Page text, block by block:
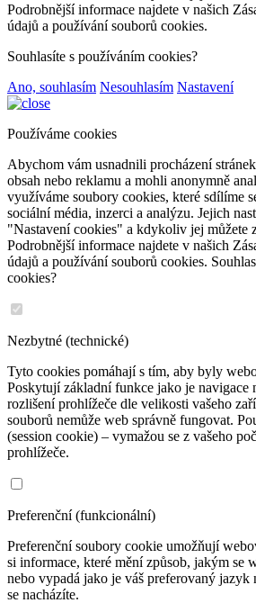
Podrobnější informace najdete v našich
údajů a používání souborů cookies.
Souhlasíte s používáním cookies?
Ano, souhlasím Nesouhlasím Nastavení
Používáme cookies
Abychom vám usnadnili procházení
obsah nebo reklamu a mohli anonymně
využíváme soubory cookies, které sdílíme
sociální média, inzerci a analýzu. Jejich
"Nastavení cookies" a kdykoliv jej můžete
Podrobnější informace najdete v našich
údajů a používání souborů cookies.
cookies?
Nezbytné (technické)
Tyto cookies pomáhají s tím, aby byly
Poskytují základní funkce jako je navigace
rozlišení prohlížeče dle velikosti vašeho
souborů nemůže web správně fungovat.
(session cookie) – vymažou se z vašeho
prohlížeče.
Preferenční (funkcionální)
Preferenční soubory cookie umožňují
si informace, které mění způsob, jakým se
nebo vypadá jako je váš preferovaný jazyk
se nacházíte.